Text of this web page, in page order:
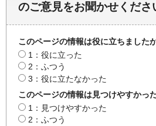
のご意見をお聞かせくださ
このページの情報は役に立ちました
1：役に立った
2：ふつう
3：役に立たなかった
このページの情報は見つけやすかっ
1：見つけやすかった
2：ふつう